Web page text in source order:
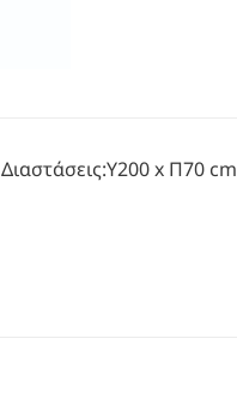
Διαστάσεις:Υ200 x Π70 cm